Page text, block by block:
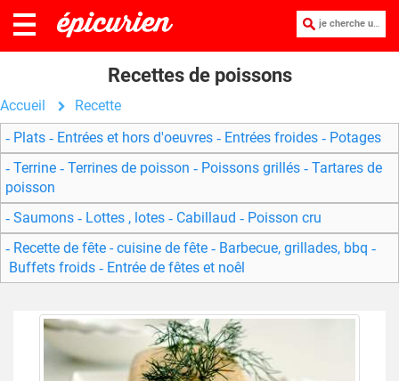
je cherche une recette :
Recettes de poissons
Accueil
Recette
Plats
Entrées et hors d'oeuvres Entrées froides
Potages
Terrine
Terrines de poisson Poissons grillés
Tartares de
poisson
Saumons
Lottes , lotes Cabillaud
Poisson cru
Recette de fête - cuisine de fête
Barbecue, grillades, bbq
Buffets froids
Entrée de fêtes et noêl